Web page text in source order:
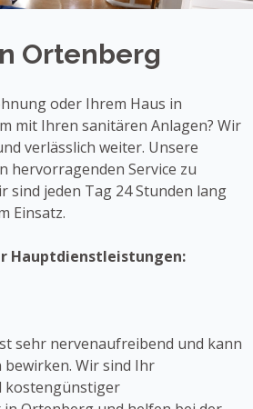
Ortenberg
oder Ihrem Haus in
mit Ihren sanitären Anlagen? Wir
verlässlich weiter. Unsere
hervorragenden Service zu
sind jeden Tag 24 Stunden lang
Einsatz.
Hauptdienstleistungen:
sehr nervenaufreibend und kann
bewirken. Wir sind Ihr
kostengünstiger